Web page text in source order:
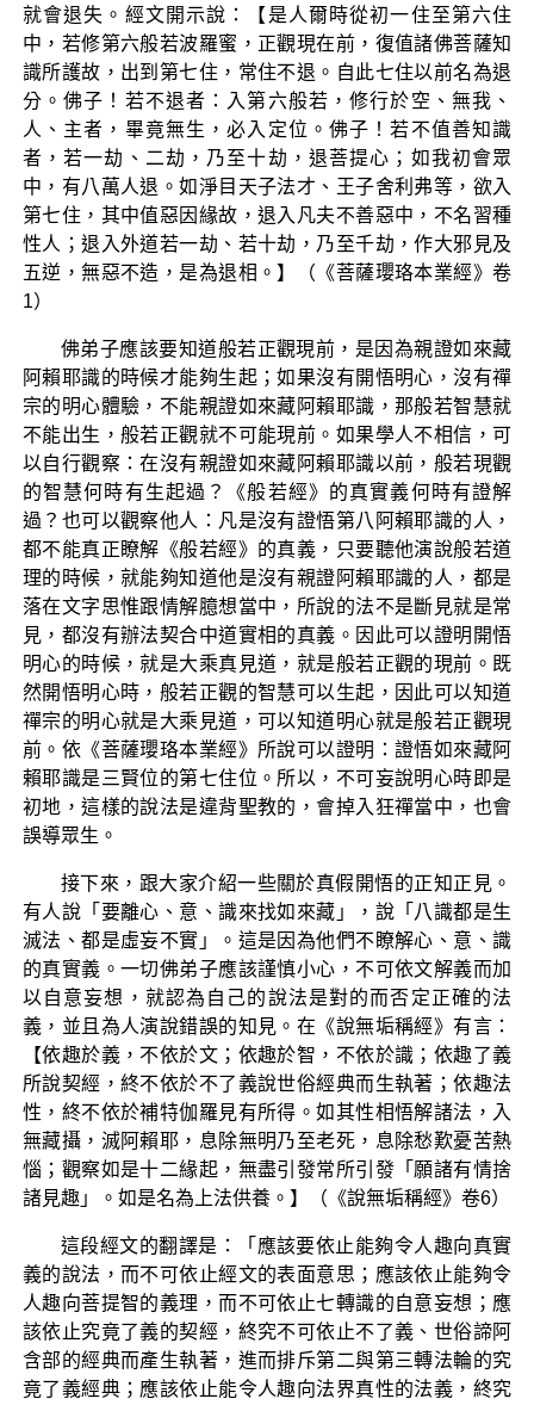
就會退失。經文開示說：【是人爾時從初一住至第六住
中，若修第六般若波羅蜜，正觀現在前，復值諸佛菩薩知
識所護故，出到第七住，常住不退。自此七住以前名為退
分。佛子！若不退者：入第六般若，修行於空、無我、
人、主者，畢竟無生，必入定位。佛子！若不值善知識
者，若一劫、二劫，乃至十劫，退菩提心；如我初會眾
中，有八萬人退。如淨目天子法才、王子舍利弗等，欲入
第七住，其中值惡因緣故，退入凡夫不善惡中，不名習種
性人；退入外道若一劫、若十劫，乃至千劫，作大邪見及
五逆，無惡不造，是為退相。】（《菩薩瓔珞本業經》卷
1）
佛弟子應該要知道般若正觀現前，是因為親證如來藏
阿賴耶識的時候才能夠生起；如果沒有開悟明心，沒有禪
宗的明心體驗，不能親證如來藏阿賴耶識，那般若智慧就
不能出生，般若正觀就不可能現前。如果學人不相信，可
以自行觀察：在沒有親證如來藏阿賴耶識以前，般若現觀
的智慧何時有生起過？《般若經》的真實義何時有證解
過？也可以觀察他人：凡是沒有證悟第八阿賴耶識的人，
都不能真正瞭解《般若經》的真義，只要聽他演說般若道
理的時候，就能夠知道他是沒有親證阿賴耶識的人，都是
落在文字思惟跟情解臆想當中，所說的法不是斷見就是常
見，都沒有辦法契合中道實相的真義。因此可以證明開悟
明心的時候，就是大乘真見道，就是般若正觀的現前。既
然開悟明心時，般若正觀的智慧可以生起，因此可以知道
禪宗的明心就是大乘見道，可以知道明心就是般若正觀現
前。依《菩薩瓔珞本業經》所說可以證明：證悟如來藏阿
賴耶識是三賢位的第七住位。所以，不可妄說明心時即是
初地，這樣的說法是違背聖教的，會掉入狂禪當中，也會
誤導眾生。
接下來，跟大家介紹一些關於真假開悟的正知正見。
有人說「要離心、意、識來找如來藏」，說「八識都是生
滅法、都是虛妄不實」。這是因為他們不瞭解心、意、識
的真實義。一切佛弟子應該謹慎小心，不可依文解義而加
以自意妄想，就認為自己的說法是對的而否定正確的法
義，並且為人演說錯誤的知見。在《說無垢稱經》有言：
【依趣於義，不依於文；依趣於智，不依於識；依趣了義
所說契經，終不依於不了義說世俗經典而生執著；依趣法
性，終不依於補特伽羅見有所得。如其性相悟解諸法，入
無藏攝，滅阿賴耶，息除無明乃至老死，息除愁歎憂苦熱
惱；觀察如是十二緣起，無盡引發常所引發「願諸有情捨
諸見趣」。如是名為上法供養。】（《說無垢稱經》卷6）
這段經文的翻譯是：「應該要依止能夠令人趣向真實
義的說法，而不可依止經文的表面意思；應該依止能夠令
人趣向菩提智的義理，而不可依止七轉識的自意妄想；應
該依止究竟了義的契經，終究不可依止不了義、世俗諦阿
含部的經典而產生執著，進而排斥第二與第三轉法輪的究
竟了義經典；應該依止能令人趣向法界真性的法義，終究